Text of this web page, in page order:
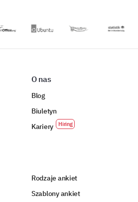
O nas
Blog
Biuletyn
Kariery
Rodzaje ankiet
Szablony ankiet